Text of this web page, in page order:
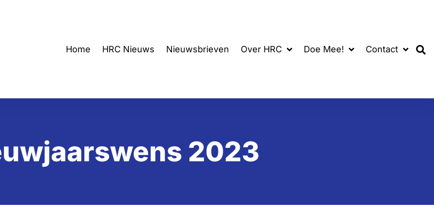
Home HRC Nieuws Nieuwsbrieven Over HRC Doe Mee! Contact
2023